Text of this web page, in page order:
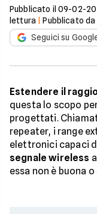
Pubblicato il 09-02-
lettura |Pubblicato da
Seguici su
Estendere il
questa lo scopo
progettati.
repeater, i range
elettronici capaci
segnale wireless
essa non è buona